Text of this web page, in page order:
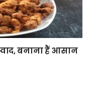
बनाना हैं आसान